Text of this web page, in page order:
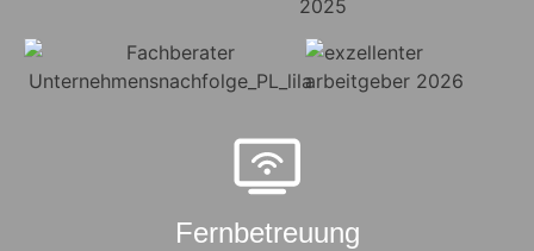
Fernbetreuung